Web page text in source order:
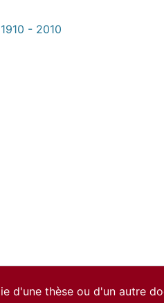
- 2010
d'une thèse ou d'un autre